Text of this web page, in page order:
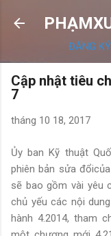
ĐĂNG
Cập nhật tiêu
7
tháng 10 18, 2017
Ủy ban Kỹ thuật
phiên bản sửa
sẽ bao gồm vài yêu
chủ yếu các nội
hành 4.2014, tham